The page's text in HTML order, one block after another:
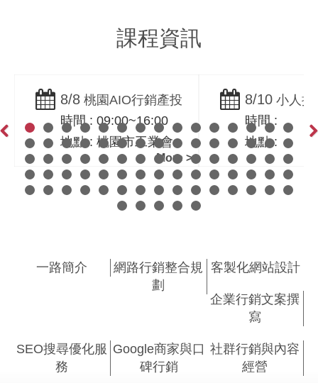
課程資訊
8/8 桃園AIO行銷產投
課程！ AIO × SEO 實
戰｜桃園市工業會-黃
震宇老師親授
時間 : 09:00~16:00
地點 : 桃園市工業會
More >
8/10 小人提
_台中業務
議價實務_
業
時間 :
地點 :
Previous
一路簡介
網路行銷整合規
劃
客製化網站設計
企業行銷文案撰
寫
SEO搜尋優化服
務
Google商家與口
碑行銷
社群行銷與內容
經營